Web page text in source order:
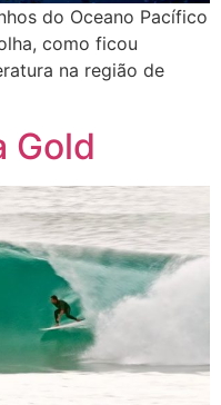
do Oceano Pacífico
como ficou
na região de
Gold